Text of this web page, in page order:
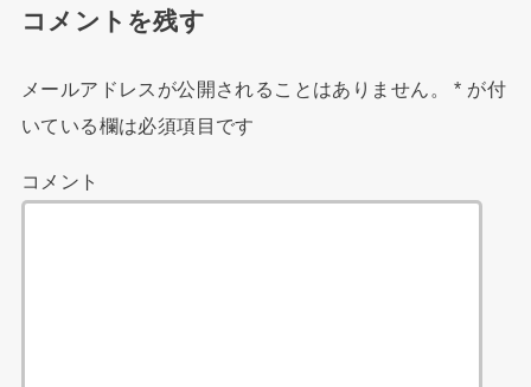
コメントを残す
メールアドレスが公開されることはありません。 * が付
いている欄は必須項目です
コメント